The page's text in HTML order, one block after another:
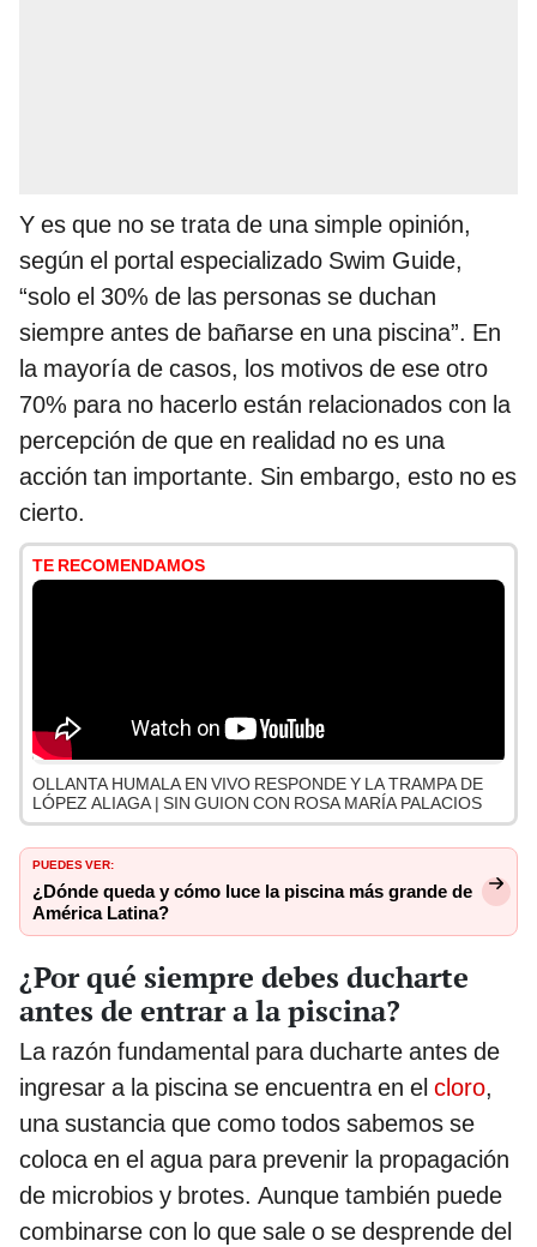
Y es que no se trata de una simple opinión,
según el portal especializado Swim Guide,
“solo el 30% de las personas se duchan
siempre antes de bañarse en una piscina”. En
la mayoría de casos, los motivos de ese otro
70% para no hacerlo están relacionados con la
percepción de que en realidad no es una
acción tan importante. Sin embargo, esto no es
cierto.
TE RECOMENDAMOS
OLLANTA HUMALA EN VIVO RESPONDE Y LA TRAMPA DE
LÓPEZ ALIAGA | SIN GUION CON ROSA MARÍA PALACIOS
PUEDES VER:
¿Dónde queda y cómo luce la piscina más grande de
América Latina?
¿Por qué siempre debes ducharte
antes de entrar a la piscina?
La razón fundamental para ducharte antes de
ingresar a la piscina se encuentra en el cloro,
una sustancia que como todos sabemos se
coloca en el agua para prevenir la propagación
de microbios y brotes. Aunque también puede
combinarse con lo que sale o se desprende del